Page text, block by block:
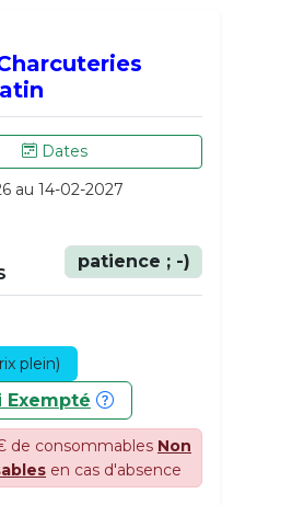
Dates
au 14-02-2027
patience ; -)
plein)
Exempté
de consommables Non
en cas d'absence